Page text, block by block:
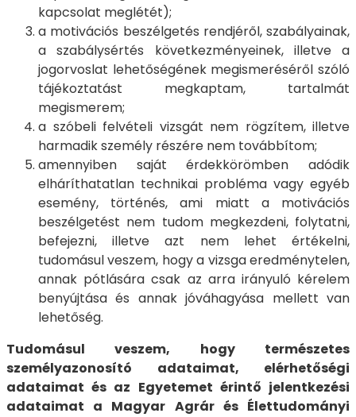
kapcsolat meglétét);
a motivációs beszélgetés rendjéről, szabályainak,
a szabálysértés következményeinek, illetve a
jogorvoslat lehetőségének megismeréséről szóló
tájékoztatást megkaptam, tartalmát
megismerem;
a szóbeli felvételi vizsgát nem rögzítem, illetve
harmadik személy részére nem továbbítom;
amennyiben saját érdekkörömben adódik
elháríthatatlan technikai probléma vagy egyéb
esemény, történés, ami miatt a motivációs
beszélgetést nem tudom megkezdeni, folytatni,
befejezni, illetve azt nem lehet értékelni,
tudomásul veszem, hogy a vizsga eredménytelen,
annak pótlására csak az arra irányuló kérelem
benyújtása és annak jóváhagyása mellett van
lehetőség.
Tudomásul veszem, hogy természetes
személyazonosító adataimat, elérhetőségi
adataimat és az Egyetemet érintő jelentkezési
adataimat a Magyar Agrár és Élettudományi